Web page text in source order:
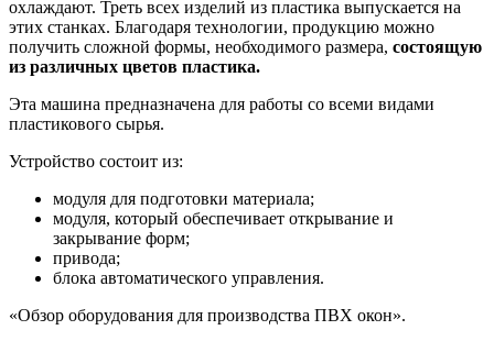
охлаждают. Треть всех изделий из пластика выпускается на
этих станках. Благодаря технологии, продукцию можно
получить сложной формы, необходимого размера, состоящую
из различных цветов пластика.
Эта машина предназначена для работы со всеми видами
пластикового сырья.
Устройство состоит из:
модуля для подготовки материала;
модуля, который обеспечивает открывание и
закрывание форм;
привода;
блока автоматического управления.
«Обзор оборудования для производства ПВХ окон».